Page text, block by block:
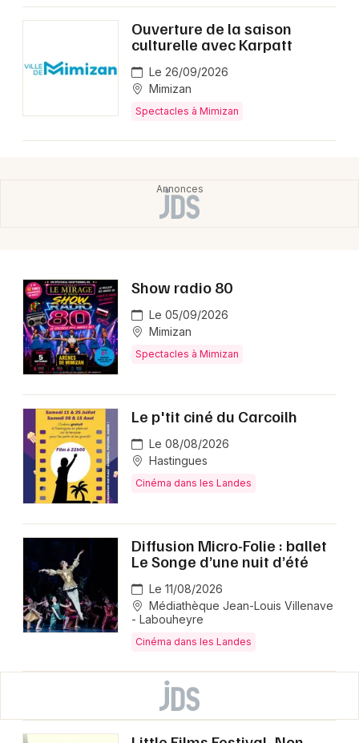
Ouverture de la saison
culturelle avec Karpatt
Le 26/09/2026
Mimizan
Spectacles à Mimizan
Show radio 80
Le 05/09/2026
Mimizan
Spectacles à Mimizan
Le p'tit ciné du Carcoilh
Le 08/08/2026
Hastingues
Cinéma dans les Landes
Diffusion Micro-Folie : ballet
Le Songe d’une nuit d’été
Le 11/08/2026
Médiathèque Jean-Louis Villenave
- Labouheyre
Cinéma dans les Landes